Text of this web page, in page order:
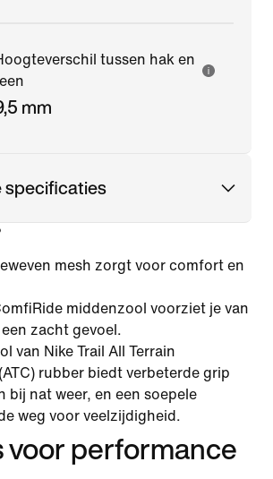
tussen hak en
mm
specificaties
mesh zorgt voor comfort en
middenzool voorziet je van
zacht gevoel.
van Nike Trail All Terrain
rubber biedt verbeterde grip
bij nat weer, en een soepele
weg voor veelzijdigheid.
voor performance